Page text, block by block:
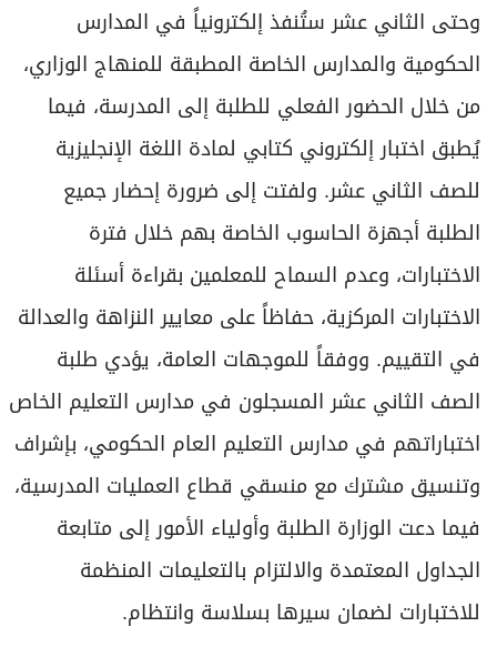
وحتى الثاني عشر ستُنفذ إلكترونياً في المدارس
الحكومية والمدارس الخاصة المطبقة للمنهاج الوزاري،
من خلال الحضور الفعلي للطلبة إلى المدرسة، فيما
يُطبق اختبار إلكتروني كتابي لمادة اللغة الإنجليزية
للصف الثاني عشر. ولفتت إلى ضرورة إحضار جميع
الطلبة أجهزة الحاسوب الخاصة بهم خلال فترة
الاختبارات، وعدم السماح للمعلمين بقراءة أسئلة
الاختبارات المركزية، حفاظاً على معايير النزاهة والعدالة
في التقييم. ووفقاً للموجهات العامة، يؤدي طلبة
الصف الثاني عشر المسجلون في مدارس التعليم الخاص
اختباراتهم في مدارس التعليم العام الحكومي، بإشراف
وتنسيق مشترك مع منسقي قطاع العمليات المدرسية،
فيما دعت الوزارة الطلبة وأولياء الأمور إلى متابعة
الجداول المعتمدة والالتزام بالتعليمات المنظمة
للاختبارات لضمان سيرها بسلاسة وانتظام.